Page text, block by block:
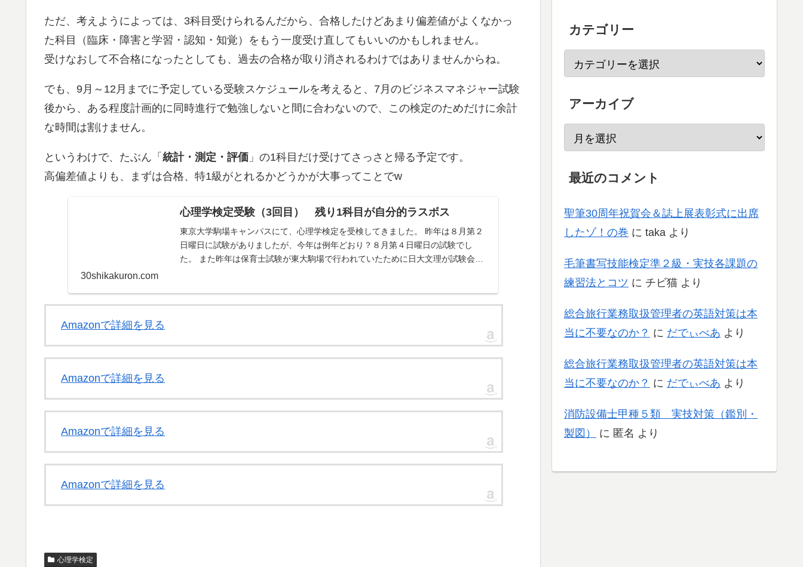
ただ、考えようによっては、3科目受けられるんだから、合格したけどあまり偏差値がよくなかっ
た科目（臨床・障害と学習・認知・知覚）をもう一度受け直してもいいのかもしれません。
受けなおして不合格になったとしても、過去の合格が取り消されるわけではありませんからね。
でも、9月～12月までに予定している受験スケジュールを考えると、7月のビジネスマネジャー試験
後から、ある程度計画的に同時進行で勉強しないと間に合わないので、この検定のためだけに余計
な時間は割けません。
というわけで、たぶん「 統計・測定・評価 」の1科目だけ受けてさっさと帰る予定です。
高偏差値よりも、まずは合格、特1級がとれるかどうかが大事ってことでw
心理学検定受験（3回目） 残り1科目が自分的ラスボス
東京大学駒場キャンパスにて、心理学検定を受検してきました。 昨年は８月第２
日曜日に試験がありましたが、今年は例年どおり？８月第４日曜日の試験でし
た。 また昨年は保育士試験が東大駒場で行われていたために日大文理が試験会場
30shikakuron.com
Amazonで詳細を見る
Amazonで詳細を見る
Amazonで詳細を見る
Amazonで詳細を見る
心理学検定
カテゴリー
アーカイブ
最近のコメント
聖筆30周年祝賀会＆誌上展表彰式に出席
したゾ！の巻 に taka より
毛筆書写技能検定準２級・実技各課題の
練習法とコツ に チビ猫 より
総合旅行業務取扱管理者の英語対策は本
当に不要なのか？ に だでぃべあ より
総合旅行業務取扱管理者の英語対策は本
当に不要なのか？ に だでぃべあ より
消防設備士甲種５類 実技対策（鑑別・
製図）
に 匿名 より